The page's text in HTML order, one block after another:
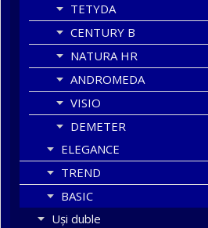
TETYDA
CENTURY B
NATURA HR
ANDROMEDA
VISIO
DEMETER
ELEGANCE
TREND
BASIC
Uşi duble